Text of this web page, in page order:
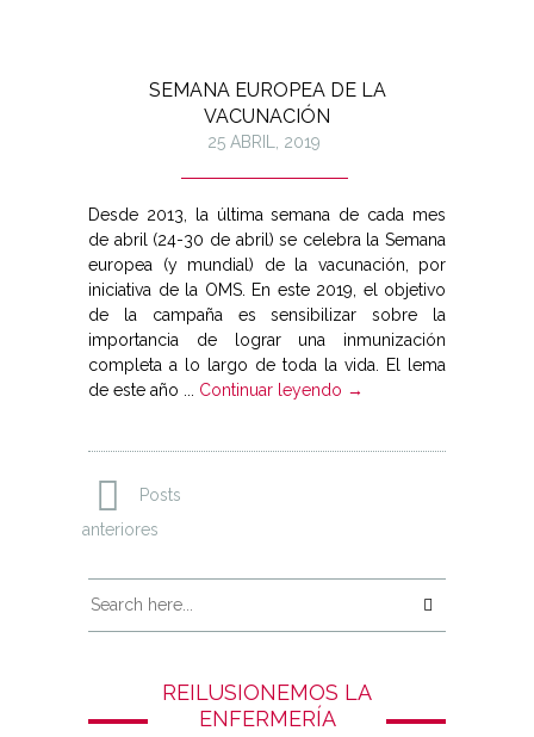
SEMANA EUROPEA DE LA
VACUNACIÓN
25 ABRIL, 2019
Desde 2013, la última semana de cada mes
de abril (24-30 de abril) se celebra la Semana
europea (y mundial) de la vacunación, por
iniciativa de la OMS. En este 2019, el objetivo
de la campaña es sensibilizar sobre la
importancia de lograr una inmunización
completa a lo largo de toda la vida. El lema
de este año ... Continuar leyendo →
Posts
anteriores
REILUSIONEMOS LA
ENFERMERÍA